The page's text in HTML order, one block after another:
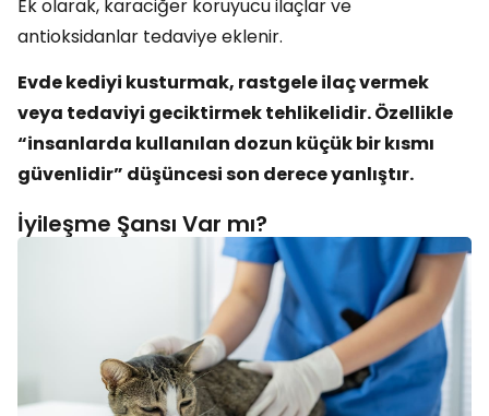
Ek olarak, karaciğer koruyucu ilaçlar ve
antioksidanlar tedaviye eklenir.
Evde kediyi kusturmak, rastgele ilaç vermek
veya tedaviyi geciktirmek tehlikelidir. Özellikle
“insanlarda kullanılan dozun küçük bir kısmı
güvenlidir” düşüncesi son derece yanlıştır.
İyileşme Şansı Var mı?